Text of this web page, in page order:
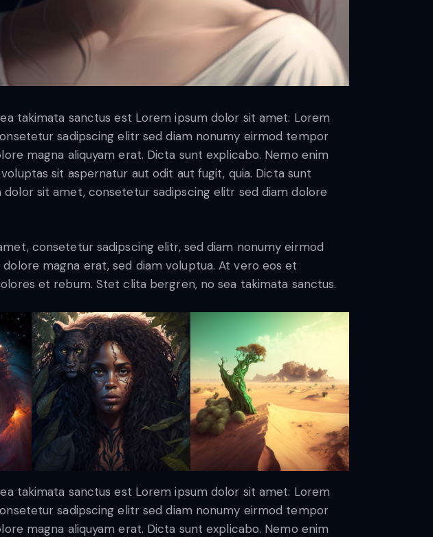
takimata sanctus est Lorem ipsum dolor sit amet. Lorem
sadipscing elitr sed diam nonumy eirmod tempor
magna aliquyam erat. Dicta sunt explicabo. Nemo enim
sit aspernatur aut odit aut fugit, quia. Dicta sunt
sit amet, consetetur sadipscing elitr sed diam dolore
consetetur sadipscing elitr, sed diam nonumy eirmod
magna erat, sed diam voluptua. At vero eos et
et rebum. Stet clita bergren, no sea takimata sanctus.
takimata sanctus est Lorem ipsum dolor sit amet. Lorem
sadipscing elitr sed diam nonumy eirmod tempor
magna aliquyam erat. Dicta sunt explicabo. Nemo enim